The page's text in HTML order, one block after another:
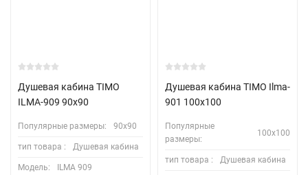
Душевая кабина TIMO
ILMA-909 90х90
Популярные размеры: 90х90
тип товара : Душевая кабина
Модель: ILMA 909
Душевая кабина TIMO Ilma-
901 100х100
Популярные
размеры:
100х100
тип товара : Душевая кабина